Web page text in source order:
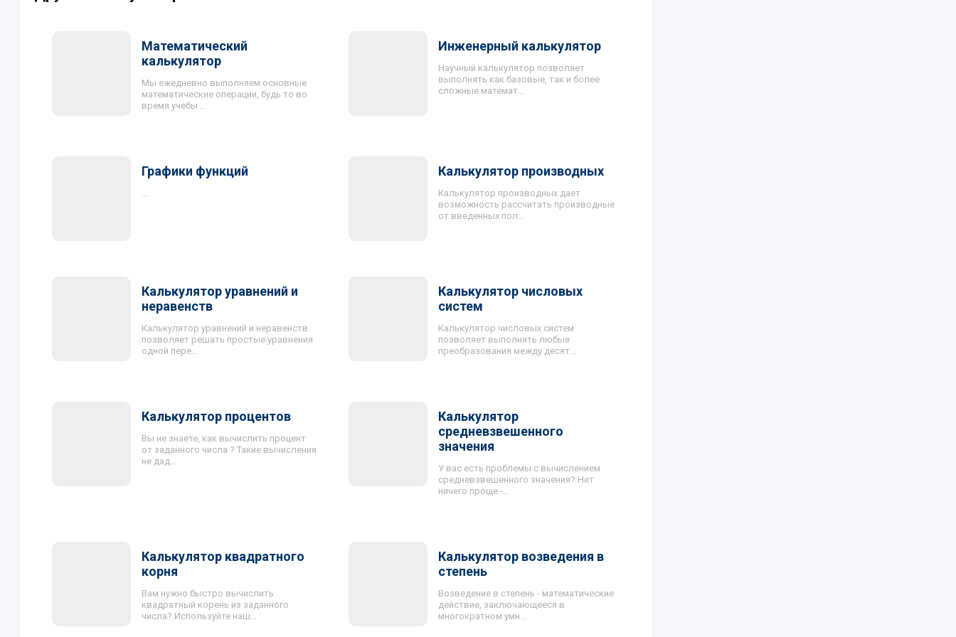
Математический
калькулятор
Мы ежедневно выполняем основные
математические операции, будь то во
время учебы ...
Инженерный калькулятор
Научный калькулятор позволяет
выполнять как базовые, так и более
сложные математ...
Графики функций
...
Калькулятор производных
Калькулятор производных дает
возможность рассчитать производные
от введенных пол...
Калькулятор уравнений и
неравенств
Калькулятор уравнений и неравенств
позволяет решать простые уравнения
одной пере...
Калькулятор числовых
систем
Калькулятор числовых систем
позволяет выполнять любые
преобразования между десят...
Калькулятор процентов
Вы не знаете, как вычислить процент
от заданного числа ? Такие вычисления
не дад...
Калькулятор
средневзвешенного
значения
У вас есть проблемы с вычислением
средневзвешенного значения? Нет
ничего проще -...
Калькулятор квадратного
корня
Вам нужно быстро вычислить
квадратный корень из заданного
числа? Используйте наш...
Калькулятор возведения в
степень
Возведение в степень - математические
действие, заключающееся в
многократном умн...